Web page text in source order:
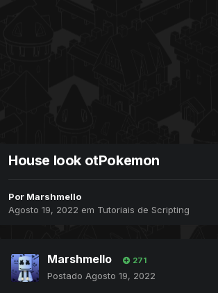
House look otPokemon
Por Marshmello
Agosto 19, 2022 em Tutoriais de Scripting
Marshmello 271
Postado Agosto 19, 2022